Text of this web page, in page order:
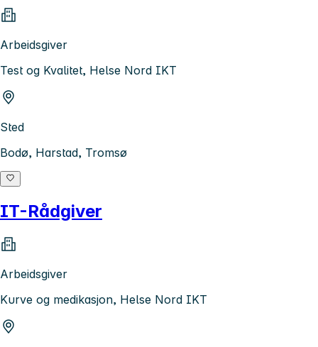
Arbeidsgiver
Test og Kvalitet, Helse Nord IKT
Sted
Bodø, Harstad, Tromsø
IT-Rådgiver
Arbeidsgiver
Kurve og medikasjon, Helse Nord IKT